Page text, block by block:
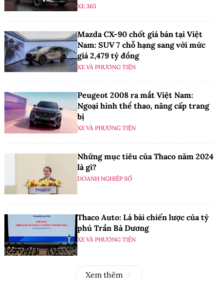
XE 365
Mazda CX-90 chốt giá bán tại Việt
Nam: SUV 7 chỗ hạng sang với mức
giá 2,479 tỷ đồng
XE VÀ PHƯƠNG TIỆN
Peugeot 2008 ra mắt Việt Nam:
Ngoại hình thể thao, nâng cấp trang
bị
XE VÀ PHƯƠNG TIỆN
Những mục tiêu của Thaco năm 2024
là gì?
DOANH NGHIỆP SỐ
Thaco Auto: Lá bài chiến lược của tỷ
phú Trần Bá Dương
XE VÀ PHƯƠNG TIỆN
Xem thêm